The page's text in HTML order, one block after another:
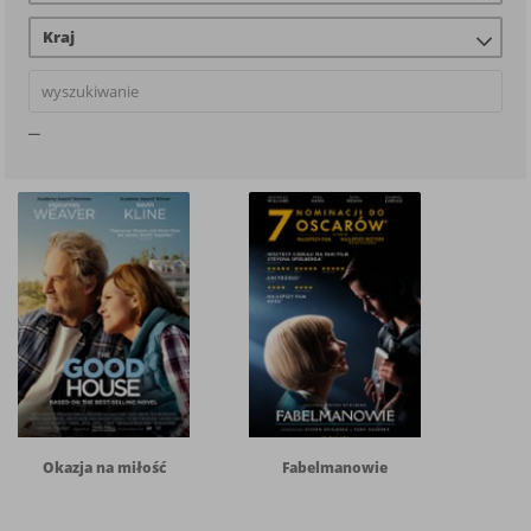
Kraj
Okazja na miłość Fabelmanowie